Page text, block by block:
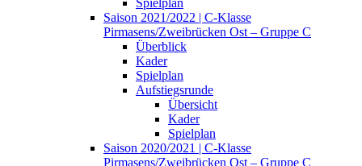
Spielplan
Saison 2021/2022 | C-Klasse
Pirmasens/Zweibrücken Ost – Gruppe C
Überblick
Kader
Spielplan
Aufstiegsrunde
Übersicht
Kader
Spielplan
Saison 2020/2021 | C-Klasse
Pirmasens/Zweibrücken Ost – Gruppe C